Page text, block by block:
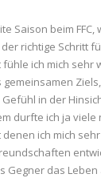
Saison beim FFC,
richtige Schritt
ich mich sehr
gemeinsamen
in der
durfte ich ja viele
ich mich
Gegner das